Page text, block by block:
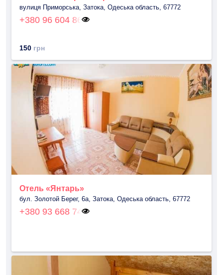
вулиця Приморська, Затока, Одеська область, 67772
+380 96 604 86
150 грн
Отель «Янтарь»
бул. Золотой Берег, 6а, Затока, Одеська область, 67772
+380 93 668 74